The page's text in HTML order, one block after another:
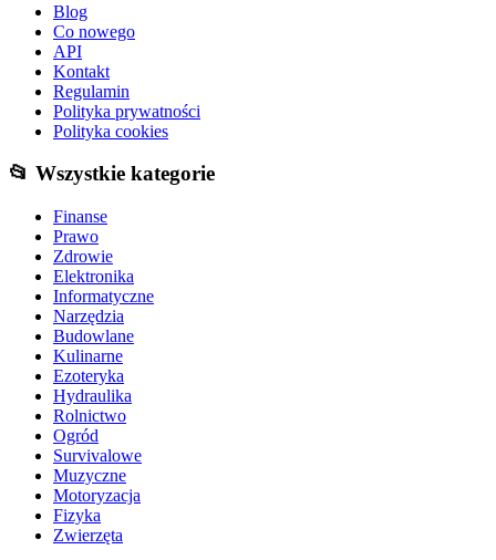
Blog
Co nowego
API
Kontakt
Regulamin
Polityka prywatności
Polityka cookies
📂 Wszystkie kategorie
Finanse
Prawo
Zdrowie
Elektronika
Informatyczne
Narzędzia
Budowlane
Kulinarne
Ezoteryka
Hydraulika
Rolnictwo
Ogród
Survivalowe
Muzyczne
Motoryzacja
Fizyka
Zwierzęta